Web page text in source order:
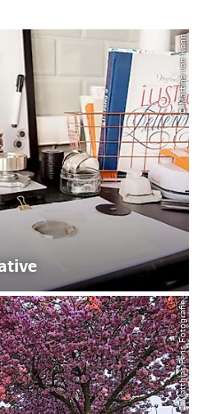
© Martina van Kann
© Matthias Pens Fotografie